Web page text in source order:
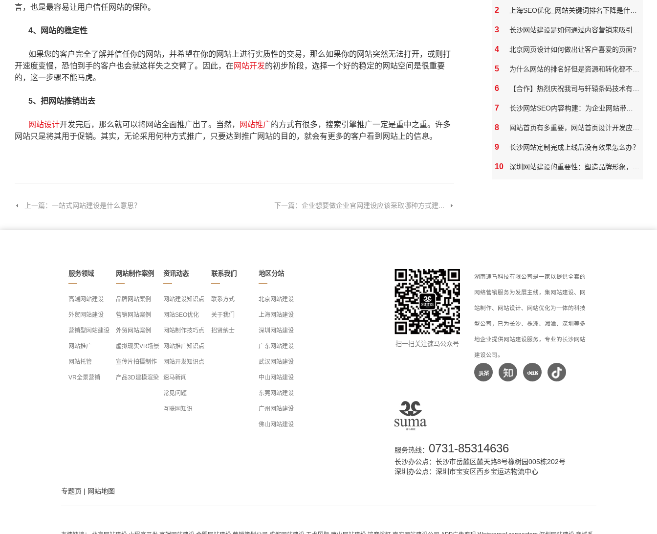
言，也是最容易让用户信任网站的保障。
4、网站的稳定性
如果您的客户完全了解并信任你的网站，并希望在你的网站上进行实质性的交易，那么如果你的网站突然无法打开，或则打
开速度变慢，恐怕到手的客户也会就这样失之交臂了。因此，在 网站开发的初步阶段，选择一个好的稳定的网站空间是很重要
的，这一步骤不能马虎。
5、把网站推销出去
网站设计开发完后，那么就可以将网站全面推广出了。当然， 网站推广的方式有很多，搜索引擎推广一定是重中之重。许多
网站只是将其用于促销。其实，无论采用何种方式推广，只要达到推广网站的目的，就会有更多的客户看到网站上的信息。
上一篇：一站式网站建设是什么意思？ 下一篇：企业想要做企业官网建设应该采取哪种方式建...
2
3
4 北京网页设计如何做出让客户喜爱的页面?
5
6
7
8
9 长沙网站定制完成上线后没有效果怎么办？
10
服务领域
高端网站建设
外贸网站建设
营销型网站建设
网站推广
网站托管
VR全景营销
网站制作案例
品牌网站案例
营销网站案例
外贸网站案例
虚拟现实VR场景
宣传片拍摄制作
产品3D建模渲染
资讯动态
网站建设知识点
网站SEO优化
网站制作技巧点
网站推广知识点
网站开发知识点
速马新闻
常见问题
互联网知识
联系我们
联系方式
关于我们
招贤纳士
地区分站
北京网站建设
上海网站建设
深圳网站建设
广东网站建设
武汉网站建设
中山网站建设
东莞网站建设
广州网站建设
佛山网站建设
扫一扫关注速马公众号
湖南速马科技有限公司是一家以提供全套的
网络营销服务为发展主线，集网站建设、网
站制作、网站设计、网站优化为一体的科技
型公司，已为长沙、株洲、湘潭、深圳等多
地企业提供网站建设服务，专业的长沙网站
建设公司。
服务热线： 0731-85314636
长沙办公点：长沙市岳麓区麓天路8号橡树园005栋202号
深圳办公点：深圳市宝安区西乡宝运达物流中心
专题页 | 网站地图